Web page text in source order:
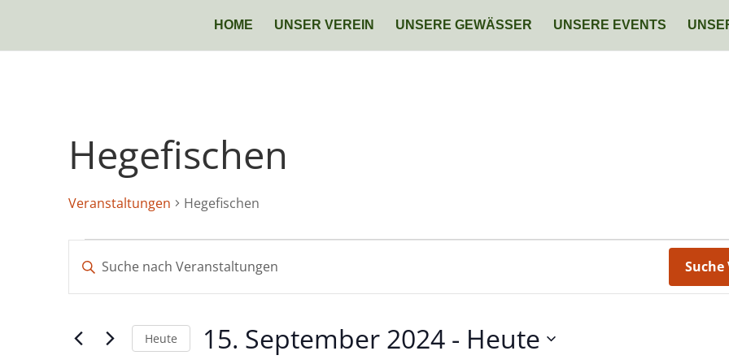
HOME UNSER VEREIN UNSERE GEWÄSSER UNSERE EVENTS
Hegefischen
Veranstaltungen Hegefischen
Veranstaltungen
Veranstaltungen
Suche
und
Navigation
Bitte
Schlüsselwort
eingeben.
nach
Veranstaltungen
Heute 15. September 2024 - Heute